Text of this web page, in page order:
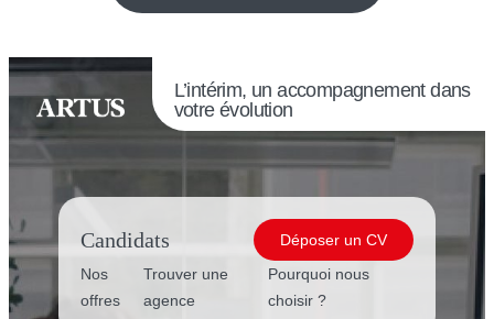
L’intérim, un accompagnement dans
votre évolution
Candidats
Déposer un CV
Nos
offres
Trouver une
agence
Pourquoi nous
choisir ?